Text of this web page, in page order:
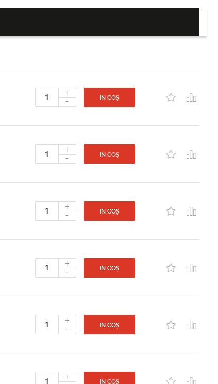
+
- IN COȘ
+
- IN COȘ
+
- IN COȘ
+
- IN COȘ
+
- IN COȘ
+ IN COȘ